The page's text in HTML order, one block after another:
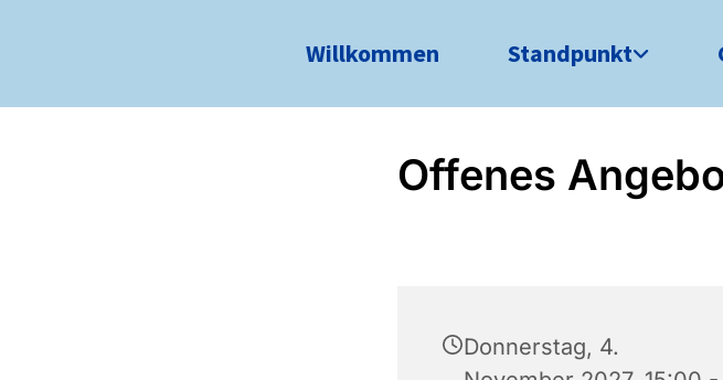
Willkommen Standpunkt
Offenes
Donnerstag, 4.